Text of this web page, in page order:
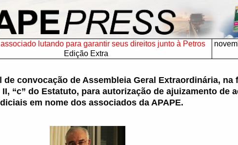
lutando para garantir seus direitos junto à Petros
Edição Extra
de convocação de Assembleia Geral Extraordinária, na
“c” do Estatuto, para autorização de ajuizamento de
em nome dos associados da APAPE.